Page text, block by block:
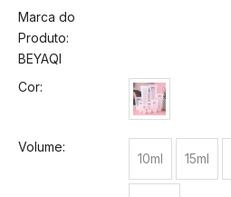
Marca do
Produto:
BEYAQI
Cor:
Volume:
10ml 15ml